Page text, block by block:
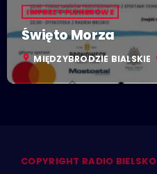
IMPREZY PLENEROWE
Święto Morza
location_on MIĘDZYBRODZIE BIALSKIE
COPYRIGHT RADIO BIELSKO